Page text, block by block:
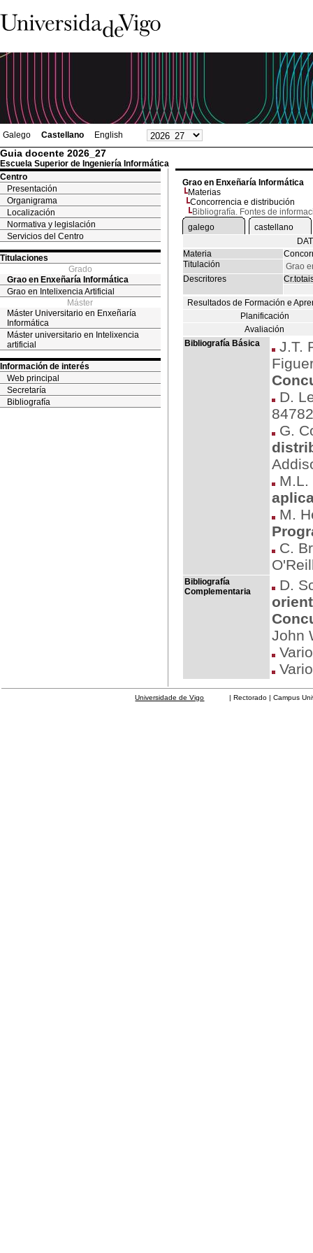
Galego Castellano English
Guia docente 2026_27
Escuela Superior de Ingeniería Informática
Centro
Presentación
Organigrama
Localización
Normativa y legislación
Servicios del Centro
Titulaciones
Grado
Grao en Enxeñaría Informática
Grao en Intelixencia Artificial
Máster
Máster Universitario en Enxeñaría
Informática
Máster universitario en Intelixencia
artificial
Información de interés
Web principal
Secretaría
Bibliografía
Grao en Enxeñaría Informática
Materias
Concorrencia e distribución
Bibliografía. Fontes de
galego
castellano
Materia
Titulación
Grao
Descritores
Resultados de Formación e
Planificación
Avaliación
Bibliografía Básica
J.T.
D.
G.
M.
C.
Bibliografía
Complementaria
D.
John
Universidade de Vigo | Rectorado | Campus